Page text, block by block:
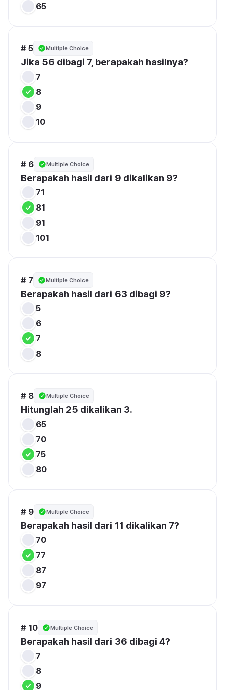
65
# 5 Multiple Choice
Jika 56 dibagi 7, berapakah hasilnya?
7
8
9
10
# 6 Multiple Choice
Berapakah hasil dari 9 dikalikan 9?
71
81
91
101
# 7 Multiple Choice
Berapakah hasil dari 63 dibagi 9?
5
6
7
8
# 8 Multiple Choice
Hitunglah 25 dikalikan 3.
65
70
75
80
# 9 Multiple Choice
Berapakah hasil dari 11 dikalikan 7?
70
77
87
97
# 10 Multiple Choice
Berapakah hasil dari 36 dibagi 4?
7
8
9